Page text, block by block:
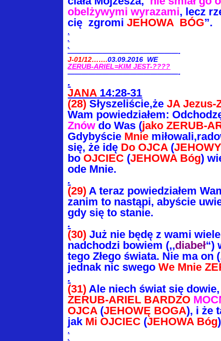
obelżywymiwyrazami, lecz
cięzgromi JEHOWA BÓG”.
.
.
.
————————————————-
J-01/12…….03.09.2016 WE
ZERUB-ARIEL=KIM JEST-????
————————————————-
.
JANA 14:28-31
(28) Słyszeliście,żeJA Jezus-
Wam powiedziałem:
Znów do Was (jako ZERUB-
Gdybyście Mnie
się, że idę Do OJCA (
bo OJCIEC (JEHOWA Bóg)
ode Mnie.
.
(29) A teraz powiedziałem
zanim to nastąpi, abyście
gdy się to stanie.
.
(30) Już nie będę z wami
nadchodzi bowiem (,,diabeł“)
tego Złego świata. Nie ma on
jednak nic swegoWe Mnie
.
(31) Ale niech świat się
ZERUB-ARIEL BARDZO
OJCA (JEHOWĘ BOGA), i że
jak Mi OJCIEC (JEHOWA Bóg
.
.